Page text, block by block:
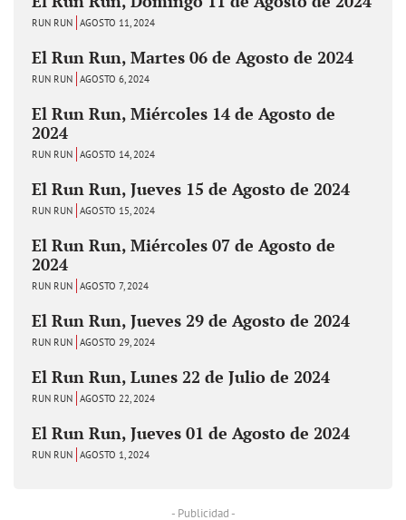
RUN RUN AGOSTO 11, 2024
El Run Run, Martes 06 de Agosto de 2024
RUN RUN AGOSTO 6, 2024
El Run Run, Miércoles 14 de Agosto de
2024
RUN RUN AGOSTO 14, 2024
El Run Run, Jueves 15 de Agosto de 2024
RUN RUN AGOSTO 15, 2024
El Run Run, Miércoles 07 de Agosto de
2024
RUN RUN AGOSTO 7, 2024
El Run Run, Jueves 29 de Agosto de 2024
RUN RUN AGOSTO 29, 2024
El Run Run, Lunes 22 de Julio de 2024
RUN RUN AGOSTO 22, 2024
El Run Run, Jueves 01 de Agosto de 2024
RUN RUN AGOSTO 1, 2024
- Publicidad -